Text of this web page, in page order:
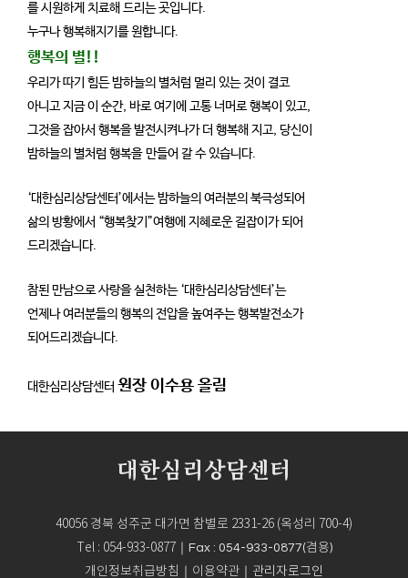
를 시원하게 치료해 드리는 곳입니다.
누구나 행복해지기를 원합니다.
행복의 별!!
우리가 따기 힘든 밤하늘의 별처럼 멀리 있는 것이 결코
아니고 지금 이 순간, 바로 여기에 고통 너머로행복이 있고,
그것을 잡아서 행복을 발전시켜나가 더 행복해 지고, 당신이
밤하늘의 별처럼 행복을만들어 갈 수 있습니다.
‘대한심리상담센터’에서는 밤하늘의 여러분의 북극성되어
삶의 방황에서 “행복찾기”여행에 지혜로운길잡이가 되어
드리겠습니다.
참된 만남으로 사랑을 실천하는 ‘대한심리상담센터’는
언제나 여러분들의 행복의 전압을 높여주는행복발전소가
되어드리겠습니다.
대한심리상담센터 원장 이수용 올림
대한심리상담센터
40056 경북 성주군 대가면 참별로 2331-26 (옥성리 700-4)
Tel : 054-933-0877 ｜Fax : 054-933-0877(겸용)
개인정보취급방침 이용약관 관리자로그인